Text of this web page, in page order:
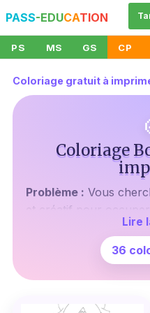
PASS-EDUCATION
PS MS GS CP
Coloriage gratuit à
Coloriage
Problème : Vous
et créatif pour
simplement vous
journée de travail ?
excellente solution,
trouver des designs
Lire
36